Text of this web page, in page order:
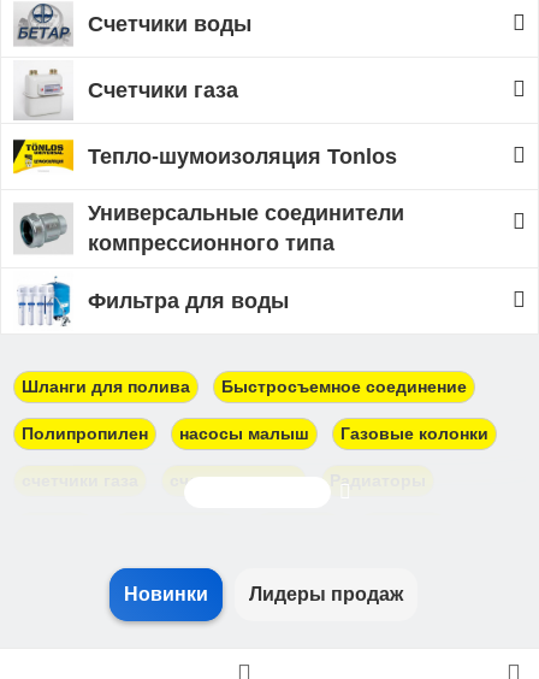
Счетчики воды
Счетчики газа
Тепло-шумоизоляция Tonlos
Универсальные соединители
компрессионного типа
Фильтра для воды
Шланги для полива Быстросъемное соединение
Полипропилен насосы малыш Газовые колонки
счетчики воды Радиаторы
Водонагреватели Герметик
Новинки Лидеры продаж